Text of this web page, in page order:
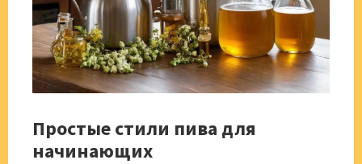
Простые стили пива для
начинающих